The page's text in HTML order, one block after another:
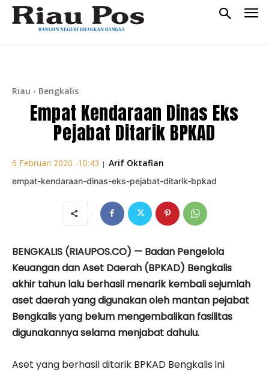
Riau Bengkalis
Empat Kendaraan Dinas Eks
Pejabat Ditarik BPKAD
6 Februari 2020 -10:43 | Arif Oktafian
empat-kendaraan-dinas-eks-pejabat-ditarik-bpkad
BENGKALIS (RIAUPOS.CO) — Badan Pengelola
Keuangan dan Aset Daerah (BPKAD) Bengkalis
akhir tahun lalu berhasil menarik kembali sejumlah
aset daerah yang digunakan oleh mantan pejabat
Bengkalis yang belum mengembalikan fasilitas
digunakannya selama menjabat dahulu.
Aset yang berhasil ditarik BPKAD Bengkalis ini